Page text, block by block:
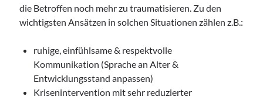
die Betroffen noch mehr zu traumatisieren. Zu den
wichtigsten Ansätzen in solchen Situationen zählen z.B.:
ruhige, einfühlsame & respektvolle
Kommunikation (Sprache an Alter &
Entwicklungsstand anpassen)
Krisenintervention mit sehr reduzierter